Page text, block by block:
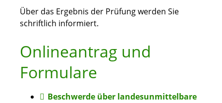
Über das Ergebnis der Prüfung werden Sie
schriftlich informiert.
Onlineantrag und
Formulare
Beschwerde über landesunmittelbare